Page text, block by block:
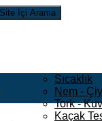
Sıcaklık
Nem -
Tork -
Kaçak